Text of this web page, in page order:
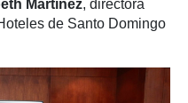
Martínez, directora
de Santo Domingo